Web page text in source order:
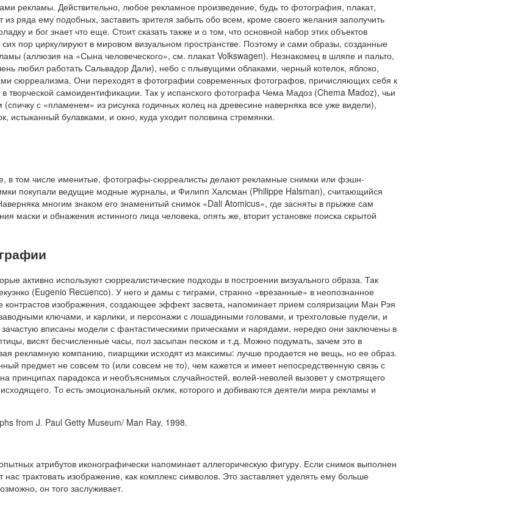
рекламы. Действительно, любое рекламное произведение, будь то фотография, плакат,
ряда ему подобных, заставить зрителя забыть обо всем, кроме своего желания заполучить
и бог знает что еще. Стоит сказать также и о том, что основной набор этих объектов
пор циркулируют в мировом визуальном пространстве. Поэтому и сами образы, созданные
(аллюзия на «Сына человеческого», см. плакат Volkswagen). Незнакомец в шляпе и пальто,
любил работать Сальвадор Дали), небо с плывущими облаками, черный котелок, яблоко,
сюрреализма. Они переходят в фотографии современных фотографов, причисляющих себя к
творческой самоидентификации. Так у испанского фотографа Чема Мадоз (Chema Madoz), чьи
с «пламенем» из рисунка годичных колец на древесине наверняка все уже видели),
истыканный булавками, и окно, куда уходит половина стремянки.
в том числе именитые, фотографы-сюрреалисты делают рекламные снимки или фэшн-
покупали ведущие модные журналы, и Филипп Халсман (Philippe Halsman), считающийся
многим знаком его знаменитый снимок «Dali Atomicus», где засняты в прыжке сам
маски и обнажения истинного лица человека, опять же, вторит установке поиска скрытой
активно используют сюрреалистические подходы в построении визуального образа. Так
(Eugenio Recuenco). У него и дамы с тиграми, странно «врезанные» в неопознанное
изображения, создающее эффект засвета, напоминает прием соляризации Ман Рэя
ключами, и карлики, и персонажи с лошадиными головами, и трехголовые пудели, и
вписаны модели с фантастическими прическами и нарядами, нередко они заключены в
висят бесчисленные часы, пол засыпан песком и т.д. Можно подумать, зачем это в
рекламную компанию, пиарщики исходят из максимы: лучше продается не вещь, но ее образ.
предмет не совсем то (или совсем не то), чем кажется и имеет непосредственную связь с
парадокса и необъяснимых случайностей, волей-неволей вызовет у смотрящего
То есть эмоциональный оклик, которого и добиваются деятели мира рекламы и
from J. Paul Getty Museum/ Man Ray, 1998.
атрибутов иконографически напоминает аллегорическую фигуру. Если снимок выполнен
трактовать изображение, как комплекс символов. Это заставляет уделять ему больше
он того заслуживает.